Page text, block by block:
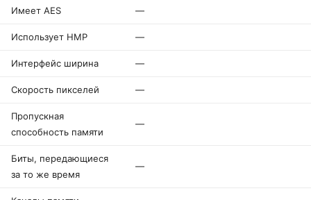
Имеет AES —
Использует HMP —
Интерфейс ширина —
Скорость пикселей —
Пропускная
способность памяти
—
Биты, передающиеся
за то же время
—